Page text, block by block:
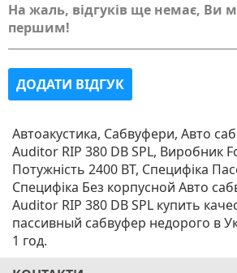
На жаль, відгуків ще немає, Ви
першим!
ДОДАТИ ВІДГУК
Автоакустика, Сабвуфери, Авто
Auditor RIP 380 DB SPL, Виробник
Потужність 2400 ВТ, Специфіка
Специфіка Без корпусной Авто
Auditor RIP 380 DB SPL купить
пассивный сабвуфер недорого в
1 год.